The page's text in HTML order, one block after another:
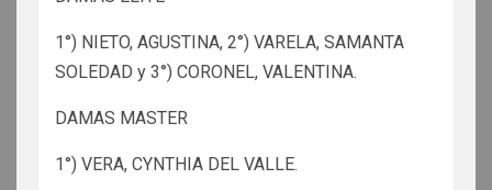
1°) NIETO, AGUSTINA, 2°) VARELA, SAMANTA
SOLEDAD y 3°) CORONEL, VALENTINA.
DAMAS MASTER
1°) VERA, CYNTHIA DEL VALLE.